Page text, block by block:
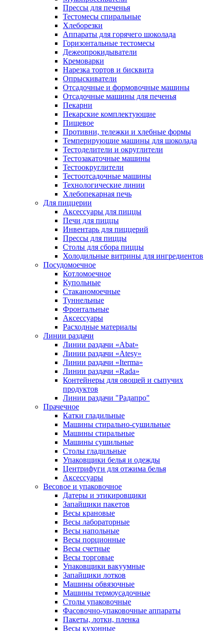
Прессы для печенья
Тестомесы спиральные
Хлеборезки
Аппараты для горячего шоколада
Горизонтальные тестомесы
Дежеопрокидыватели
Кремоварки
Нарезка тортов и бисквита
Опрыскиватели
Отсадочные и формовочные машины
Отсадочные машины для печенья
Пекарни
Пекарские комплектующие
Пищевое
Противни, тележки и хлебные формы
Темперирующие машины для шоколада
Тестоделители и округлители
Тестозакаточные машины
Тестоокруглители
Тестоотсадочные машины
Технологические линии
Хлебопекарная печь
Для пиццерии
Аксессуары для пиццы
Печи для пиццы
Инвентарь для пиццерий
Прессы для пиццы
Столы для сбора пиццы
Холодильные витрины для ингредиентов
Посудомоечное
Котломоечное
Купольные
Стаканомоечные
Туннельные
Фронтальные
Аксессуары
Расходные материалы
Линии раздачи
Линии раздачи «Abat»
Линии раздачи «Atesy»
Линии раздачи «Iterma»
Линии раздачи «Rada»
Контейнеры для овощей и сыпучих
продуктов
Линии раздачи "Радапро"
Прачечное
Катки гладильные
Машины стирально-сушильные
Машины стиральные
Машины сушильные
Столы гладильные
Упаковщики белья и одежды
Центрифуги для отжима белья
Аксессуары
Весовое и упаковочное
Датеры и этикировщики
Запайщики пакетов
Весы крановые
Весы лабораторные
Весы напольные
Весы порционные
Весы счетные
Весы торговые
Упаковщики вакуумные
Запайщики лотков
Машины обвязочные
Машины термоусадочные
Столы упаковочные
Фасовочно-упаковочные аппараты
Пакеты, лотки, пленка
Весы кухонные